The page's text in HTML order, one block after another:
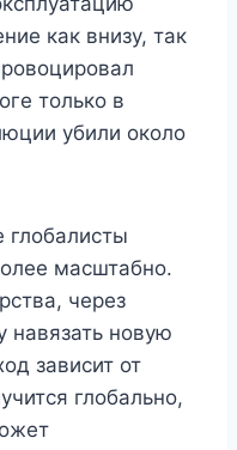
как внизу, так
только в
убили около
масштабно.
через
навязать новую
зависит от
глобально,